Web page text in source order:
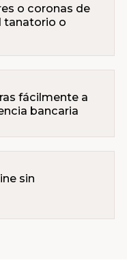
o coronas de
tanatorio o
fácilmente a
bancaria
sin